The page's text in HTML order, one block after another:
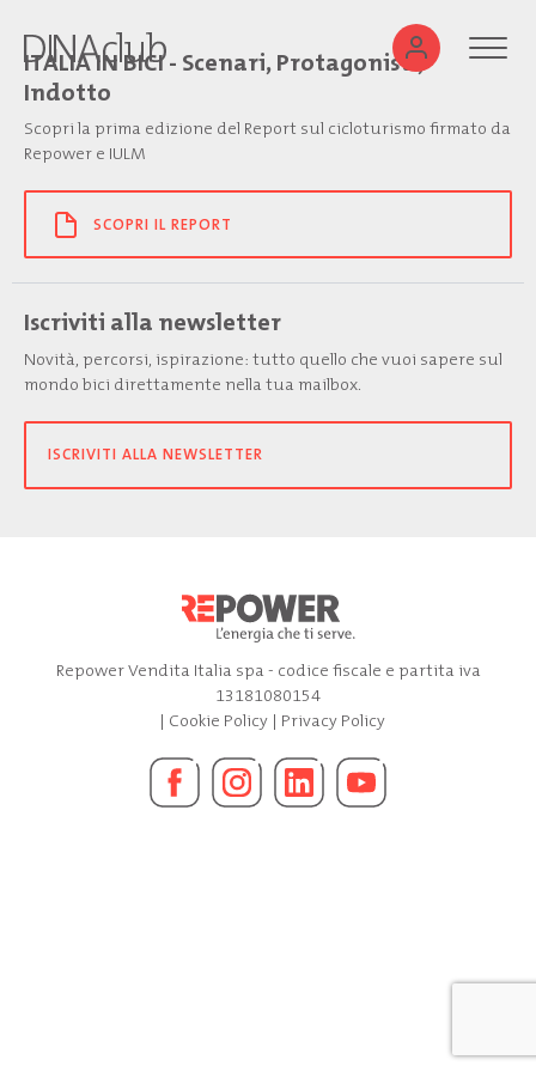
ITALIA IN BICI - Scenari, Protagonisti,
Indotto
Scopri la prima edizione del Report sul cicloturismo firmato da
Repower e IULM
SCOPRI IL REPORT
Iscriviti alla newsletter
Novità, percorsi, ispirazione: tutto quello che vuoi sapere sul
mondo bici direttamente nella tua mailbox.
ISCRIVITI ALLA NEWSLETTER
Repower Vendita Italia spa - codice fiscale e partita iva
13181080154
| Cookie Policy| Privacy Policy